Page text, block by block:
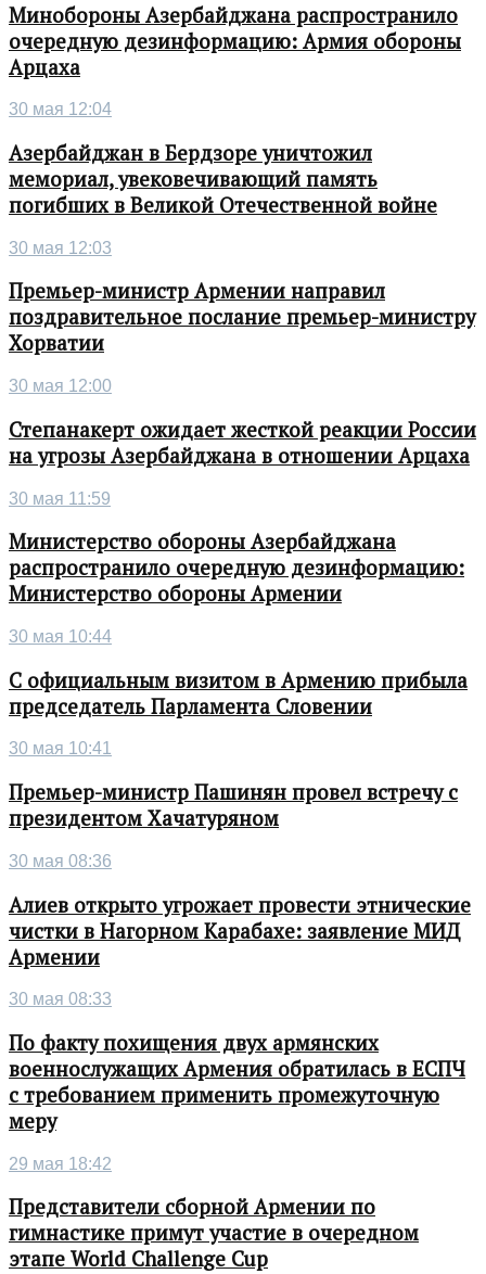
Минобороны Азербайджана распространило
очередную дезинформацию: Армия обороны
Арцаха
30 мая 12:04
Азербайджан в Бердзоре уничтожил
мемориал, увековечивающий память
погибших в Великой Отечественной войне
30 мая 12:03
Премьер-министр Армении направил
поздравительное послание премьер-министру
Хорватии
30 мая 12:00
Степанакерт ожидает жесткой реакции России
на угрозы Азербайджана в отношении Арцаха
30 мая 11:59
Министерство обороны Азербайджана
распространило очередную дезинформацию:
Министерство обороны Армении
30 мая 10:44
С официальным визитом в Армению прибыла
председатель Парламента Словении
30 мая 10:41
Премьер-министр Пашинян провел встречу с
президентом Хачатуряном
30 мая 08:36
Алиев открыто угрожает провести этнические
чистки в Нагорном Карабахе: заявление МИД
Армении
30 мая 08:33
По факту похищения двух армянских
военнослужащих Армения обратилась в ЕСПЧ
с требованием применить промежуточную
меру
29 мая 18:42
Представители сборной Армении по
гимнастике примут участие в очередном
этапе World Challenge Cup